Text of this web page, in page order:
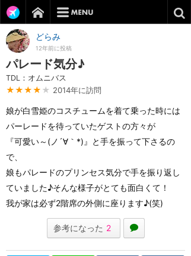
どらみ
12年前に投稿
パレード気分♪
TDL：オムニバス
★★★★ ★ 2014年に訪問
娘が白雪姫のコスチュームを着て乗った時には
パーレードを待っていたゲストの方々が
『可愛い～(ノ´∀｀*)』と手を振って下さるの
で、
娘もパレードのプリンセス気分で手を振り返し
ていました♪そんな様子がとても面白くて！
我が家は必ず2階席の外側に座ります♪(笑)
参考になった 2